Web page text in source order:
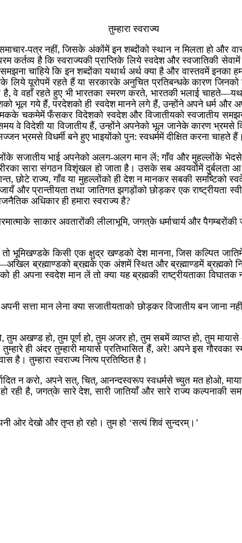
तुम्हारा स्वराज्य
पत्र नहीं, जिसके अंकोंमें इन शब्दोंको स्थान न मिलता हो
है कि स्वराज्यकी प्राप्तिके लिये स्वदेश और स्वजातिकी
चाहिये कि इन शब्दोंका यथार्थ अर्थ क्या है और वास्तवमें इनका
लिये यूरोपमें रहते हैं या सरकारके अनुचित प्रतिबन्धके कारण
है, वे वहाँ रहते हुए भी भारतका स्मरण करते, भारतकी भलाई
भूल गये हैं, परदेशको ही स्वदेश मानने लगे हैं, उन्होंने अपने धर्म और
चकमेमें फँसकर विदेशको स्वदेश और विजातीयको स्वजातीय
वे विदेशी या विजातीय हैं, उन्होंने अपनेको भूल जानेके कारण भ्रमसे
भ्रमसे विधर्मी बने हुए भाइयोंको पुन: स्वधर्ममें दीक्षित करना चाहते हैं।
सजातीय भाई अपनेको अलग-अलग मान लें; गाँव और मुहल्लोंके
सारा संगठन विशृंखल हो जाता है। उसके सब अवयवोंमें दुर्बलता आ
छोटे राज्य, गाँव या मुहल्लोंको ही देश न मानकर सबकी समष्टिको
प्रान्तीयता तथा जातिगत झगड़ोंको छोड़कर एक राष्ट्रीयता
अधिकार ही हमारा स्वराज्य है?
साकार अवतारोंकी लीलाभूमि, जगत‍्के धर्माचार्य और
भूमिखण्डके किसी एक क्षुद्र खण्डको देश मानना, जिस कल्पित
ब्रह्माण्डको ब्रह्मके एक अंशमें स्थित और ब्रह्माण्डमें ब्रह्मको
अपना स्वदेश मान लें तो क्या यह ब्रह्मकी राष्ट्रीयताका
सत्ता मान लेना क्या सजातीयताको छोड़कर विजातीय बन
अखण्ड हो, तुम पूर्ण हो, तुम अजर हो, तुम सबमें व्याप्त हो, तुम मायासे
तुम्हारे ही अंदर तुम्हारी मायासे प्रतिभासित हैं, अरे! अपने इस
है। तुम्हारा स्वराज्य नित्य प्रतिष्ठित है।
न करो, अपने सत्, चित्, आनन्दस्वरूप स्वधर्मसे च्युत मत होओ,
हो रही है, जगत‍्के सारे देश, सारी जातियाँ और सारे राज्य कल्पनाकी
ओर देखो और तृप्त हो रहो। तुम हो ‘सत्यं शिवं सुन्दरम्।’